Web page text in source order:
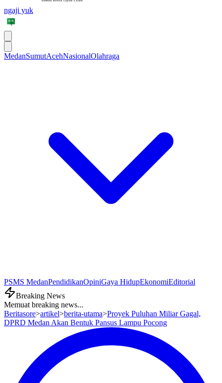
ngaji yuk
MedanSumutAcehNasionalOlahraga
PSMS MedanPendidikanOpiniGaya HidupEkonomiEditorial
Breaking News
Memuat breaking news...
Beritasore>artikel>berita-utama>Proyek Puluhan Miliar Gagal,
DPRD Medan Akan Bentuk Pansus Lampu Pocong